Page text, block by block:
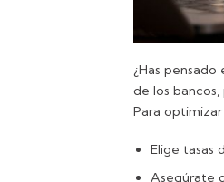
¿Has pensado
de los
Para
Elige tasas
Asegúrate